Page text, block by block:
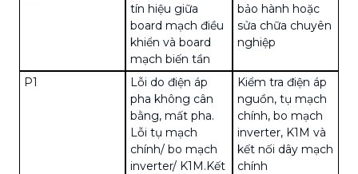
tín hiệu giữa
board mạch điều
khiển và board
mạch biến tần
bảo hành hoặc
sửa chữa chuyên
nghiệp
P1
Lỗi do điện áp
pha không cân
bằng, mất pha.
Lỗi tụ mạch
chính/ bo mạch
inverter/ K1M.Kết
Kiểm tra điện áp
nguồn, tụ mạch
chính, bo mạch
inverter, K1M và
kết nối dây mạch
chính